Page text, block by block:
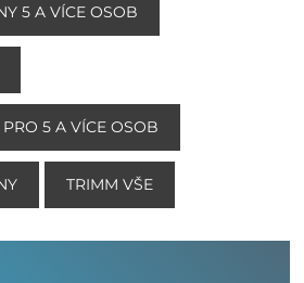
5 A VÍCE OSOB
5 A VÍCE OSOB
TRIMM VŠE